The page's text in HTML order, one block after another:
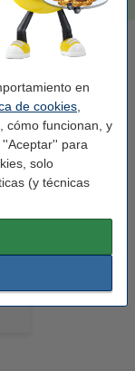
en
de cookies
cómo funcionan, y
para
solo
(y técnicas